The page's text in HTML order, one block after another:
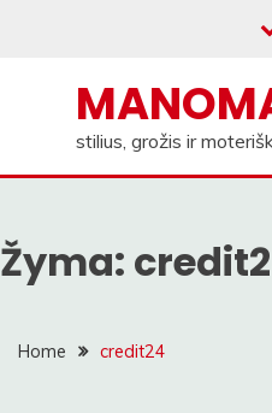
stilius, grožis ir
Žyma:
Home credit24